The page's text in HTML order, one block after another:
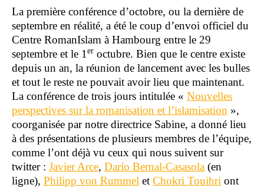
La première conférence d’octobre, ou la dernière de
septembre en réalité, a été le coup d’envoi officiel du
Centre RomanIslam à Hambourg entre le 29
septembre et le 1er octubre. Bien que le centre existe
depuis un an, la réunion de lancement avec les bulles
et tout le reste ne pouvait avoir lieu que maintenant.
La conférence de trois jours intitulée « Nouvelles
perspectives sur la romanisation et l’islamisation »,
coorganisée par notre directrice Sabine, a donné lieu
à des présentations de plusieurs membres de l’équipe,
comme l’ont déjà vu ceux qui nous suivent sur
twitter : Javier Arce, Darío Bernal-Casasola (en
ligne), Philipp von Rummel et Chokri Touihri ont